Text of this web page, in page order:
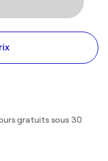
gratuits sous 30